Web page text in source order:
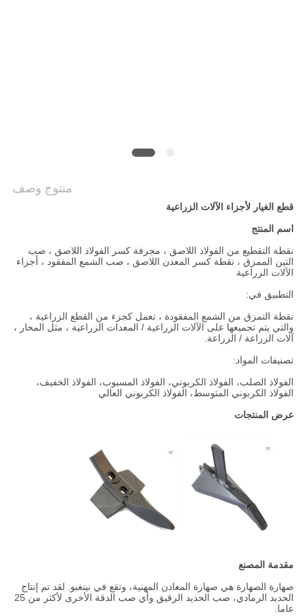
منتوج وصف
قطع الغيار لأجزاء الآلات الزراعية
اسم المنتج
نقطة التقطيع من الفولاذ اللاصق ، مجرفة كسر الفولاذ اللاصق ، صب
التين الممزق ، نقطة كسر المعدن اللاصق ، صب الشمع المفقود ، أجزاء
الآلات الزراعية
التطبيق في:
نقطة التمزق من الشمع المفقودة ، تعمل كجزء من القطع الزراعية ،
والتي يتم تجميعها على الآلات الزراعية / المعدات الزراعية ، مثل المحار ،
آلات الزراعة / الزراعة.
تصنيفات المواد:
الفولاذ الصلب، الفولاذ الكربوني، الفولاذ المسبوب، الفولاذ الخفيف،
الفولاذ الكربوني المتوسط، الفولاذ الكربوني العالي
عرض المنتجات
مقدمة المصنع
صهارة الصهارة هي صهارة المعادن المهنية، وتقع في نينغبو. لقد تم إنتاج
الحديد الرمادي، صب الحديد الرقيق وأي صب الدقة الأخرى لأكثر من 25
عاما.